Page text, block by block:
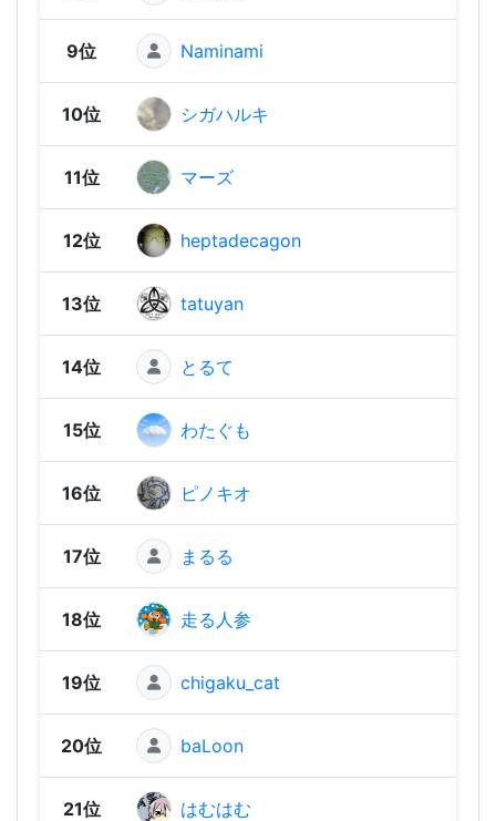
9位 Naminami
10位 シガハルキ
11位 マーズ
12位 heptadecagon
13位 tatuyan
14位 とるて
15位 わたぐも
16位 ピノキオ
17位 まるる
18位 走る人参
19位 chigaku_cat
20位 baLoon
21位 はむはむ